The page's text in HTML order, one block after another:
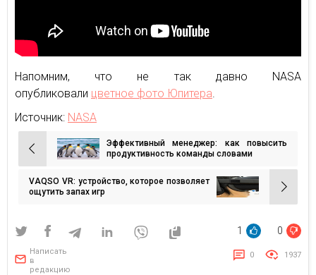
Напомним, что не так давно NASA
опубликовали цветное фото Юпитера.
Источник: NASA
Навигация
по
записям
Эффективный менеджер: как повысить
продуктивность команды словами
VAQSO VR: устройство, которое позволяет
ощутить запах игр
1 0
Написать
в
редакцию
0 1937